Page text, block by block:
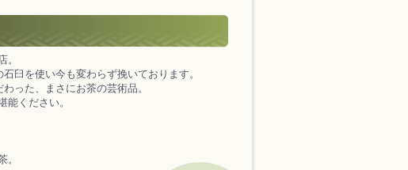
。
臼を使い今も変わらず挽いております。
った、まさにお茶の芸術品。
ください。
。